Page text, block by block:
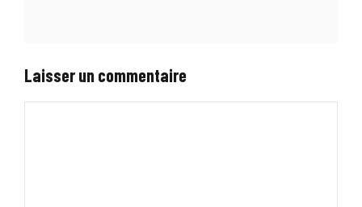
Laisser un commentaire